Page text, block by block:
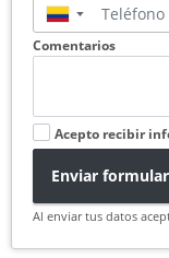
▼
Comentarios
Acepto recibir
Enviar
Al enviar tus datos